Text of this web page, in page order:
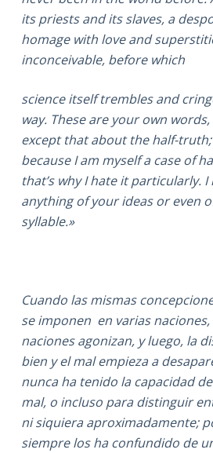
its priests and its slaves, a
homage with love and
inconceivable, before which
science itself trembles and
way. These are your own
except that about the half-truth;
because I am myself a case of
that’s why I hate it particularly. I
anything of your ideas or even
syllable.»
Cuando las mismas
se imponen en varias
naciones agonizan, y luego, la
bien y el mal empieza a
nunca ha tenido la capacidad
mal, o incluso para distinguir
ni siquiera aproximadamente;
siempre los ha confundido de